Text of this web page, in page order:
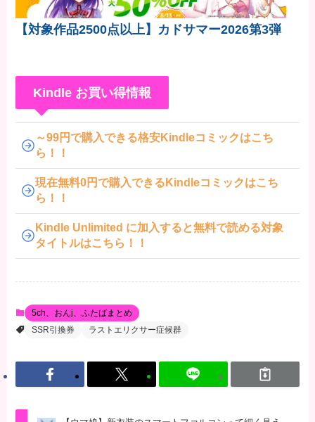
【対象作品2500点以上】カドサマー2026第3弾
Kindle お買い得情報
～99円で購入できる格安Kindleコミックはこち
ら！！
現在無料0円で購入できるKindleコミックはこち
ら！！
Kindle Unlimited に加入すると無料で読める対象
タイトルはこちら！！
5ch、おんj、ふたばまとめ
SSR引換券
ラストエリクサー症候群